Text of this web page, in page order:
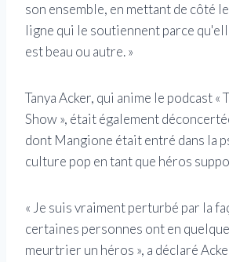
son ensemble, en mettant de côté
ligne qui le soutiennent parce
est beau ou autre. »
Tanya Acker, qui anime le podcast «
Show », était également
dont Mangione était entré dans la
culture pop en tant que héros
« Je suis vraiment perturbé par la
certaines personnes ont en
meurtrier un héros », a déclaré